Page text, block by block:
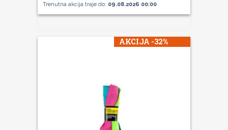
Trenutna akcija traje do: 09.08.2026 00:00
AKCIJA -32%